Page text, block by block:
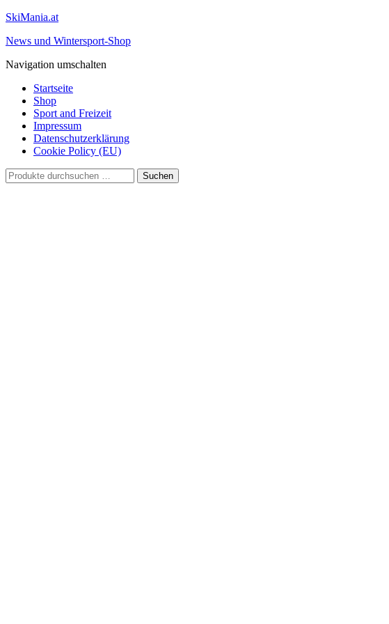
SkiMania.at
News und Wintersport-Shop
Navigation umschalten
Startseite
Shop
Sport and Freizeit
Impressum
Datenschutzerklärung
Cookie Policy (EU)